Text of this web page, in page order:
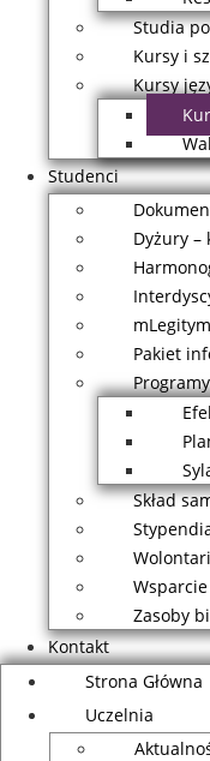
Studia
Kursy i
Kursy
Studenci
Dyżury –
Pakiet
Skład
Zasoby
Kontakt
Strona Główna
Uczelnia